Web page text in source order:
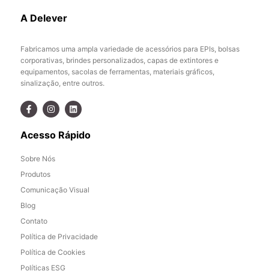
A Delever
Fabricamos uma ampla variedade de acessórios para EPIs, bolsas
corporativas, brindes personalizados, capas de extintores e
equipamentos, sacolas de ferramentas, materiais gráficos,
sinalização, entre outros.
Acesso Rápido
Sobre Nós
Produtos
Comunicação Visual
Blog
Contato
Política de Privacidade
Política de Cookies
Políticas ESG